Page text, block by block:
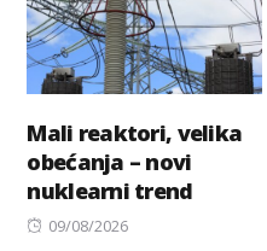
Mali reaktori, velika
obećanja – novi
nuklearni trend
Posted
09/08/2026